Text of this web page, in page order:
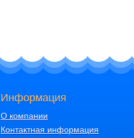
Информация
О компании
Контактная информация